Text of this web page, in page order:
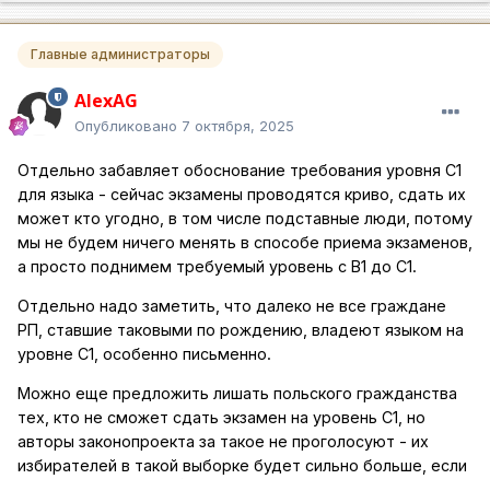
Главные администраторы
AlexAG
Опубликовано 7 октября, 2025
Отдельно забавляет обоснование требования уровня C1
для языка - сейчас экзамены проводятся криво, сдать их
может кто угодно, в том числе подставные люди, потому
мы не будем ничего менять в способе приема экзаменов,
а просто поднимем требуемый уровень с B1 до C1.
Отдельно надо заметить, что далеко не все граждане
РП, ставшие таковыми по рождению, владеют языком на
уровне C1, особенно письменно.
Можно еще предложить лишать польского гражданства
тех, кто не сможет сдать экзамен на уровень C1, но
авторы законопроекта за такое не проголосуют - их
избирателей в такой выборке будет сильно больше, если